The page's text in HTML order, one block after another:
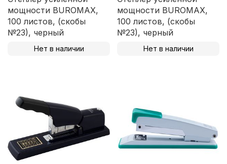
мощности BUROMAX,
100 листов, (скобы
№23), черный
Нет в наличии
мощности BUROMAX,
100 листов, (скобы
№23), черный
Нет в наличии